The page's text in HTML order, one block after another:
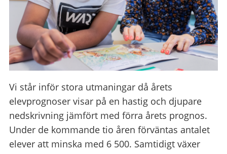
Vi står inför stora utmaningar då årets
elevprognoser visar på en hastig och djupare
nedskrivning jämfört med förra årets prognos.
Under de kommande tio åren förväntas antalet
elever att minska med 6 500. Samtidigt växer